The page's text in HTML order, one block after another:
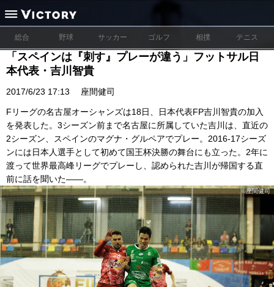
総合 野球 サッカー ゴルフ 相撲 テニス
「スペインは『刺す』プレーが違う」フットサル日
本代表・吉川智貴
2017/6/23 17:13 座間健司
Fリーグの名古屋オーシャンズは18日、日本代表FP吉川智貴の加入
を発表した。3シーズン前まで名古屋に所属していた吉川は、直近の
2シーズン、スペインのマグナ・グルペアでプレー。2016-17シーズ
ンには日本人選手として初めて国王杯決勝の舞台にも立った。2年に
渡って世界最高峰リーグでプレーし、認められた吉川が帰国する直
前に話を聞いた――。
©座間健司